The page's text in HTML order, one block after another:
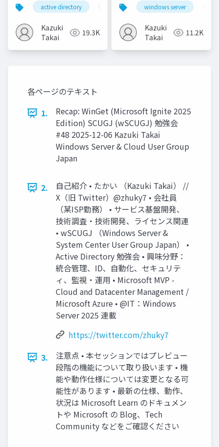
active directory adds windows server 2025
Kazuki
Takai
19.3K
Hyper-V 環境への移行
windows server
Kazuki
Takai
11.2K
各ページのテキスト
1.
Recap: WinGet (Microsoft Ignite 2025
Edition) SCUGJ (wSCUGJ) 勉強会
#48 2025-12-06 Kazuki Takai
Windows Server & Cloud User Group
Japan
2.
自己紹介 • たかい （Kazuki Takai） //
X（旧 Twitter）@zhuky7 • 会社員
（某ISP勤務） • サービス基盤開発、
技術調査・技術開発、ライセンス関連
• wSCUGJ （Windows Server &
System Center User Group Japan） •
Active Directory 勉強会 • 興味分野：
統合管理、ID、自動化、セキュリテ
ィ、監視・運用 • Microsoft MVP -
Cloud and Datacenter Management /
Microsoft Azure • @IT：Windows
Server 2025 連載
https://twitter.com/zhuky7
3.
注意点 • 本セッションではプレビュー
段階の機能について取り扱います • 機
能や動作仕様については変更となる可
能性があります • 最新の仕様、動作、
状況は Microsoft Learn のドキュメン
トや Microsoft の Blog、Tech
Community などをご確認ください